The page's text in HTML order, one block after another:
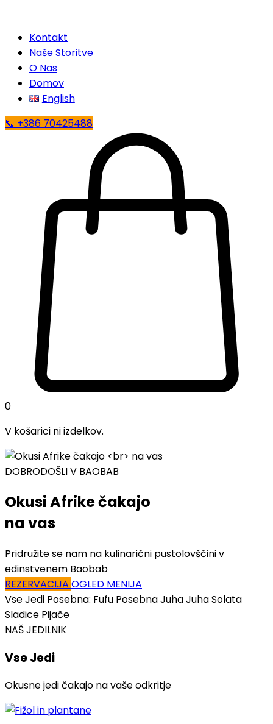
Kontakt
Naše Storitve
O Nas
Domov
English
📞 +386 70425488
0
V košarici ni izdelkov.
DOBRODOŠLI V BAOBAB
Okusi Afrike čakajo
na vas
Pridružite se nam na kulinarični pustolovščini v
edinstvenem Baobab
REZERVACIJA OGLED MENIJA
Vse Jedi Posebna: Fufu Posebna JuhaJuhaSolata
Sladice Pijače
NAŠ JEDILNIK
Vse Jedi
Okusne jedi čakajo na vaše odkritje